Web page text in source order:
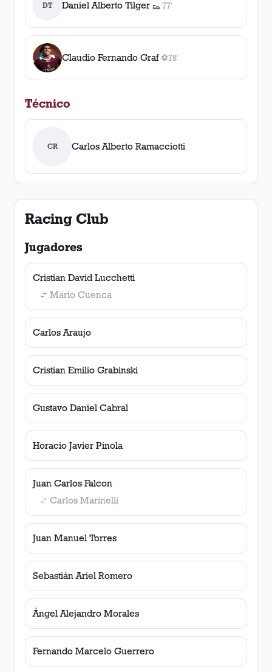
DT Daniel Alberto Tilger 👟
1asistencia
77'
Claudio Fernando Graf ⚽
1gol
78'
Técnico
CR Carlos Alberto Ramacciotti
Racing Club
Jugadores
Cristian David Lucchetti
Mario Cuenca
Carlos Araujo
Cristian Emilio Grabinski
Gustavo Daniel Cabral
Horacio Javier Pinola
Juan Carlos Falcon
Carlos Marinelli
Juan Manuel Torres
Sebastián Ariel Romero
Ángel Alejandro Morales
Fernando Marcelo Guerrero